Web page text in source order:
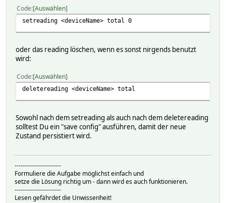
2024-04-15 09:43:03
Code Auswählen
setreading <deviceName> total 0
oder das reading löschen, wenn es sonst nirgends benutzt
wird:
Code Auswählen
deletereading <deviceName> total
Sowohl nach dem setreading als auch nach dem deletereading
solltest Du ein "save config" ausführen, damit der neue
Zustand persistiert wird.
-----------------------
Formuliere die Aufgabe möglichst einfach und
setze die Lösung richtig um - dann wird es auch funktionieren.
-----------------------
Lesen gefährdet die Unwissenheit!